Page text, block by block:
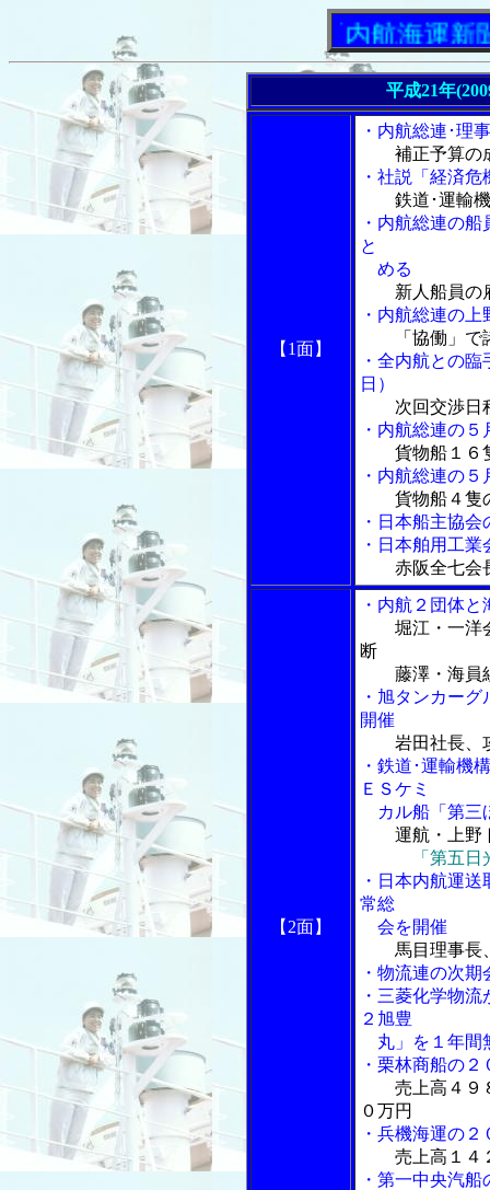
「内航海運新聞」ニ
平成21年
【1面】
・内航総連･理
補正予算の
・社説「経済
鉄道･運輸
・内航総連の
と
める
新人船員の
・内航総連の
「協働」で
・全内航との
日）
次回交渉日
・内航総連の
貨物船１６
・内航総連の
貨物船４隻
・日本船主協
・日本舶用工
赤阪全七会
【2面】
・内航２団体
堀江・一洋
断
藤澤・海員組
・旭タンカー
開催
岩田社長、
・鉄道･運輸機
ＥＳケミ
カル船「第三
運航・上野
「第五
・日本内航運
常総
会を開催
馬目理事長
・物流連の次
・三菱化学物
２旭豊
丸」を１年間
・栗林商船の
売上高４９
０万円
・兵機海運の
売上高１４
・第一中央汽